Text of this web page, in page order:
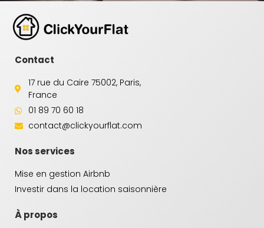
Contact
17 rue du Caire 75002, Paris,
France
01 89 70 60 18
contact@clickyourflat.com
Nos services
Mise en gestion Airbnb
Investir dans la location saisonnière
À propos